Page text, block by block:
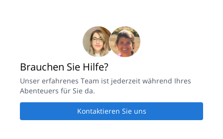
Brauchen Sie Hilfe?
Unser erfahrenes Team ist jederzeit während Ihres
Abenteuers für Sie da.
Kontaktieren Sie uns